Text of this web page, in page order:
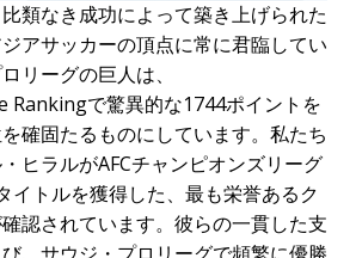
類なき成功によって築き上げられた
アサッカーの頂点に常に君臨してい
リーグの巨人は、
Rankingで驚異的な1744ポイントを
確固たるものにしています。私たち
ヒラルがAFCチャンピオンズリーグ
イトルを獲得した、最も栄誉あるク
認されています。彼らの一貫した支